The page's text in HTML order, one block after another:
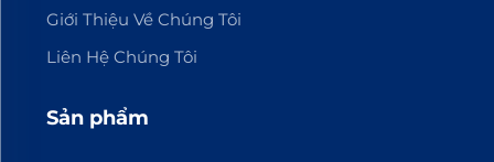
Giới Thiệu Về Chúng Tôi
Liên Hệ Chúng Tôi
Sản phẩm